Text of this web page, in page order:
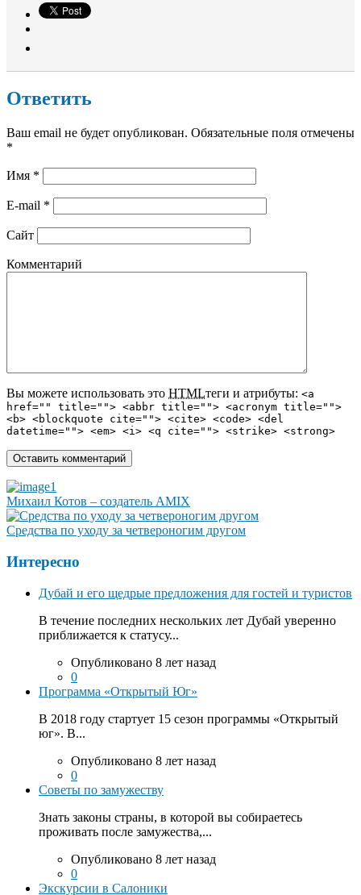
Ответить
Ваш email не будет опубликован. Обязательные поля отмечены
*
Имя *
E-mail *
Сайт
Комментарий
Вы можете использовать это HTMLтеги и атрибуты: <a
href="" title=""> <abbr title=""> <acronym title="">
<b> <blockquote cite=""> <cite> <code> <del
datetime=""> <em> <i> <q cite=""> <strike> <strong>
Михаил Котов – создатель AMIX
Средства по уходу за четвероногим другом
Интересно
Дубай и его щедрые предложения для гостей и туристов
В течение последних нескольких лет Дубай уверенно
приближается к статусу...
Опубликовано 8 лет назад
0
Программа «Открытый Юг»
В 2018 году стартует 15 сезон программы «Открытый
юг». В...
Опубликовано 8 лет назад
0
Советы по замужеству
Знать законы страны, в которой вы собираетесь
проживать после замужества,...
Опубликовано 8 лет назад
0
Экскурсии в Салоники